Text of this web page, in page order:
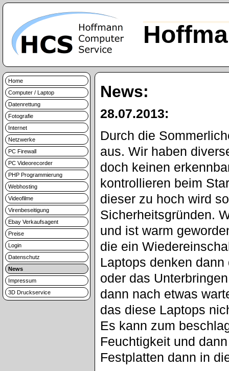
Home
Computer / Laptop
Datenrettung
Fotografie
Internet
Netzwerke
PC Firewall
PC Videorecorder
PHP Programmierung
Webhosting
Videofilme
Virenbeseitigung
Ebay Verkaufsagent
Preise
Login
Datenschutz
News
Impressum
3D Druckservice
News:
28.07.2013:
Durch die
aus. Wir haben
doch keinen
kontrollieren beim
dieser zu hoch wird
Sicherheitsgründen.
und ist warm
die ein
Laptops denken
oder das
dann nach etwas
das diese Laptops
Es kann zum
Feuchtigkeit und
Festplatten dann in